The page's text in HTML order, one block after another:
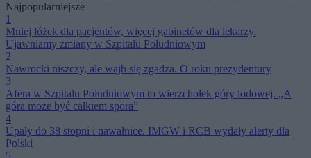
tak samo
Najpopularniejsze
1
Mniej łóżek dla pacjentów, więcej gabinetów dla lekarzy.
Ujawniamy zmiany w Szpitalu Południowym
2
Nawrocki niszczy, ale wajb się zgadza. O roku prezydentury
3
Afera w Szpitalu Południowym to wierzchołek góry lodowej. „A
góra może być całkiem spora”
4
Upały do 38 stopni i nawałnice. IMGW i RCB wydały alerty dla
Polski
5